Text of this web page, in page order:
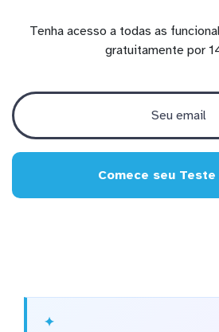
Tenha acesso a todas as
gratuitamente por
Comece seu